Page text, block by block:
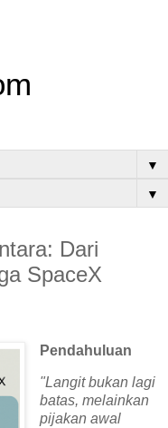
▼
▼
Dari
SpaceX
Pendahuluan
"Langit bukan lagi
batas, melainkan
pijakan awal